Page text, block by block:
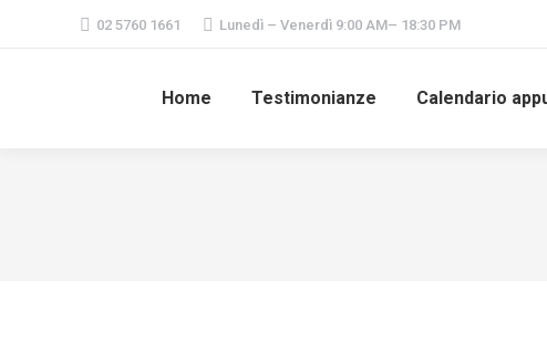
02 5760 1661 Lunedì – Venerdì 9:00 AM– 18:30 PM
Home Testimonianze Calendario